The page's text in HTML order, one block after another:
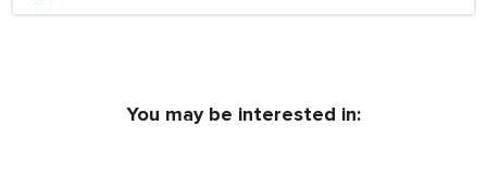
You may be interested in: